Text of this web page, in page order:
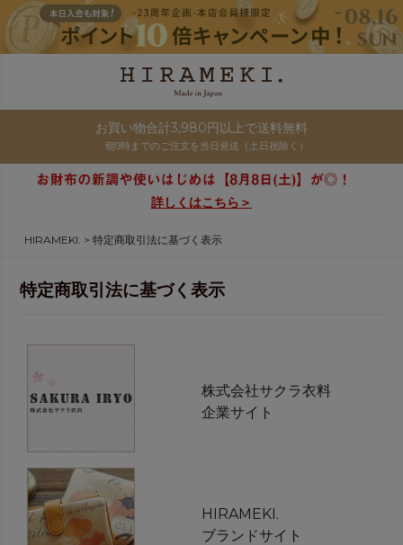
お買い物合計3,980円以上で送料無料
朝9時までのご注文を当日発送（土日祝除く）
詳しくはこちら＞
HIRAMEKI. 特定商取引法に基づく表示
特定商取引法に基づく表示
株式会社サクラ衣料
企業サイト
HIRAMEKI.
ブランドサイト